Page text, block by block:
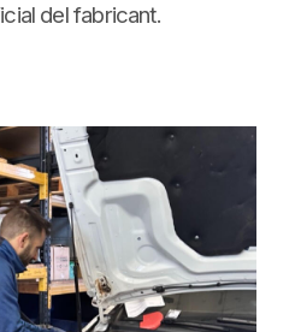
del fabricant.